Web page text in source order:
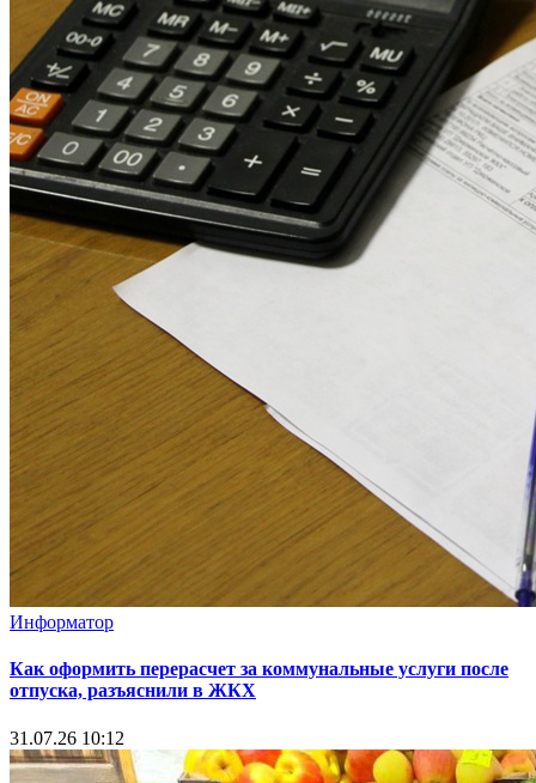
Информатор
Как оформить перерасчет за коммунальные услуги после
отпуска, разъяснили в ЖКХ
31.07.26 10:12